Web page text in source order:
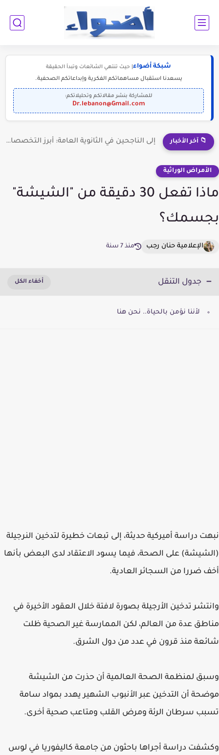
شبكة أضواء | حيث تنتهي الشائعات وتبدأ الحقيقة
يسعدنا استقبال مساهماتكم الفكرية وإبداعاتكم الصحفية.
للمشاركة بنشر مقالاتكم وتحليلاتكم:
Dr.lebanon@Gmail.com
📁 آخر الأخبار إلى الناجحين في الثانوية العامة: أبرز التخصصات المطلوبة للمستقبل (2030-2050)
الأمراض الوراثية
ماذا تفعل 30 دقيقة من "الشيشة"
بجسمك؟
الإعلامية حنان رجب منذ 7 سنة
جدول التنقل
لأننا نؤمن بالحياة.. نحن هنا
نبهت دراسة أميركية حديثة، إلى تبعات خطيرة لتدخين النرجيلة
(الشيشة) على الصحة، فيما يسود الاعتقاد لدى البعض بأنها
أخف ضررا من السجائر العادية.
وانتشر تدخين الأرجيلة بصورة لافتة خلال العقود الأخيرة في
مناطق عدة من العالم، لكن الممارسة غير الصحية ظلت
شائعة منذ قرون في عدد من دول الشرق.
وسبق لمنظمة الصحة العالمية أن حذرت من الشيشة
موضحة أن التدخين عبر الأنبوب الشهير يهدد بمواد سامة
تسبب سرطان الرئة ومرض القلب ومتاعب صحية أخرى.
وكشفت دراسة أجراها باحثون من جامعة كاليفوريا في لوس